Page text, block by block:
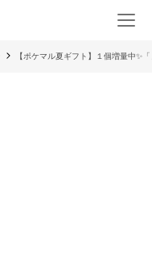
【ポケマル夏ギフト】１個増量中✨️